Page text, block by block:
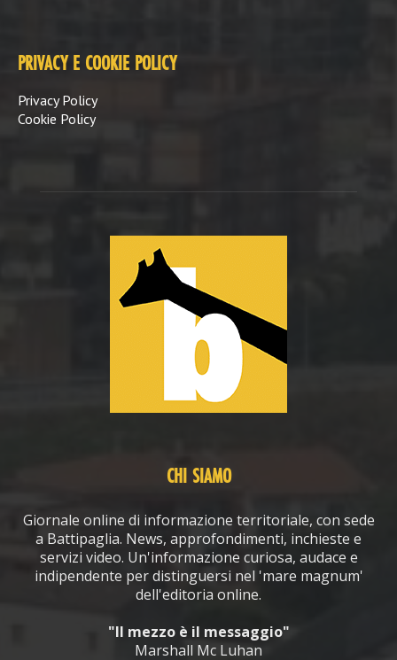
PRIVACY E COOKIE POLICY
Privacy Policy
Cookie Policy
CHI SIAMO
Giornale online di informazione territoriale, con sede
a Battipaglia. News, approfondimenti, inchieste e
servizi video. Un'informazione curiosa, audace e
indipendente per distinguersi nel 'mare magnum'
dell'editoria online.
"Il mezzo è il messaggio"
Marshall Mc Luhan